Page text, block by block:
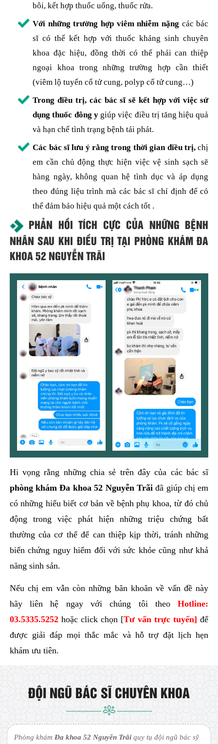
bôi, kết hợp thuốc uống, thuốc rửa.
Với những trường hợp viêm nhiễm nặng các bác
sĩ có thể kết hợp với thuốc kháng sinh chuyên
khoa đặc hiệu, đồng thời có thể phải can thiệp
ngoại khoa trong những trường hợp cần thiết
(viêm lộ tuyến cổ tử cung, polyp cổ tử cung…)
Trong điều trị, các bác sĩ sẽ kết hợp với việc sử
dụng thuốc đông ygiúp việc điều trị tăng hiệu quả
và hạn chế tình trạng bệnh tái phát.
Các bác sĩ lưu ý rằng trong thời gian điều trị,chị
em cần chủ động thực hiện việc vệ sinh sạch sẽ
hàng ngày, không quan hệ tình dục và áp dụng
theo đúng liệu trình mà các bác sĩ chỉ định để có
thể đảm bảo hiệu quả một cách tốt .
PHẢN HỒI TÍCH CỰC CỦA NHỮNG BỆNH
NHÂN SAU KHI ĐIỀU TRỊ TẠI PHÒNG KHÁM ĐA
KHOA 52 NGUYỄN TRÃI
Hi vọng rằng những chia sẻ trên đây của các bác sĩ
phòng khám Đa khoa 52 Nguyễn Trãiđã giúp chị em
có những hiểu biết cơ bản về bệnh phụ khoa, từ đó chủ
động trong việc phát hiện những triệu chứng bất
thường của cơ thể để can thiệp kịp thời, tránh những
biến chứng nguy hiểm đối với sức khỏe cũng như khả
năng sinh sản.
Nếu chị em vẫn còn những băn khoăn về vấn đề này
hãy liên hệ ngay với chúng tôi theoHotline:
03.5335.5252 hoặc click chọn [Tư vấn trực tuyến] để
được giải đáp mọi thắc mắc và hỗ trợ đặt lịch hẹn
khám ưu tiên.
ĐỘI NGŨ BÁC SĨ CHUYÊN KHOA
Phòng khámĐa khoa 52 Nguyễn Trãi quy tụ đội ngũ bác sỹ